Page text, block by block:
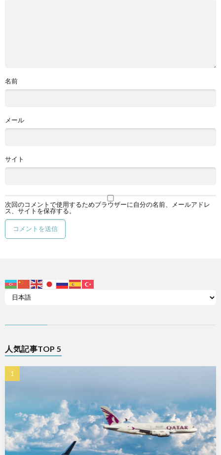
名前
メール
サイト
次回のコメントで使用するためブラウザーに自分の名前、メールアドレ
ス、サイトを保存する。
人気記事TOP 5